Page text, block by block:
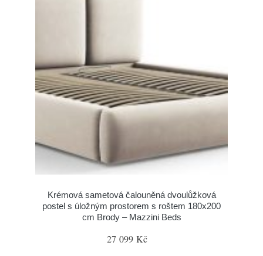
Krémová sametová čalouněná dvoulůžková
postel s úložným prostorem s roštem 180x200
cm Brody – Mazzini Beds
27 099 Kč